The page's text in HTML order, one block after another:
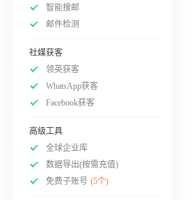
智能搜邮
邮件检测
社媒获客
领英获客
WhatsApp获客
Facebook获客
高级工具
全球企业库
数据导出(按需充值)
免费子账号 (5个)